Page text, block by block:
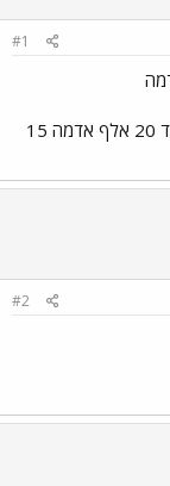
#1
שימו לב לתמונה יש שם אחד 28 אלף אדמה אחד 20 אלף אדמה 15
#2